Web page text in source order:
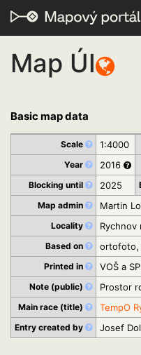
Map ÚI
Basic map data
Scale 1:4000
Year
2016
Blocking until 2025
Map admin
Martin
Locality
Rychnov
Based on
ortofoto,
Printed in
VOŠ a
Note (public)
Prostor
Main race (title) TempO
Entry created by Josef